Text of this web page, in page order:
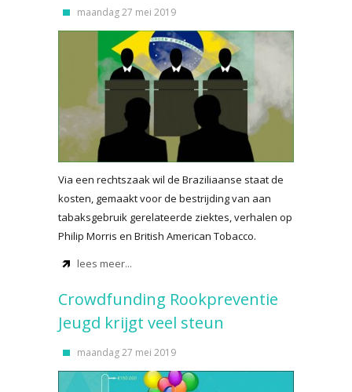
maandag 27 mei 2019
Via een rechtszaak wil de Braziliaanse staat de
kosten, gemaakt voor de bestrijding van aan
tabaksgebruik gerelateerde ziektes, verhalen op
Philip Morris en British American Tobacco.
lees meer...
Crowdfunding Rookpreventie
Jeugd krijgt veel steun
maandag 27 mei 2019